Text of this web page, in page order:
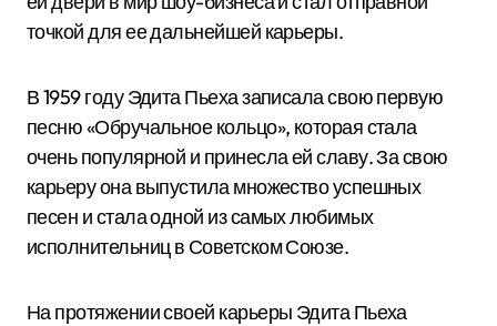
точкой для ее дальнейшей карьеры.
В 1959 году Эдита Пьеха записала свою первую
песню «Обручальное кольцо», которая стала
очень популярной и принесла ей славу. За свою
карьеру она выпустила множество успешных
песен и стала одной из самых любимых
исполнительниц в Советском Союзе.
На протяжении своей карьеры Эдита Пьеха